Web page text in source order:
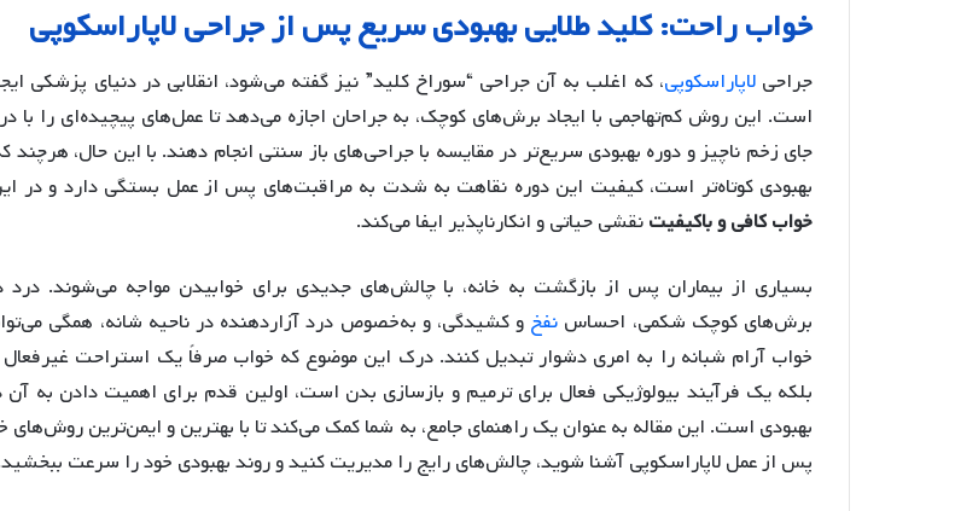
خواب راحت: کلید طلایی بهبودی سریع پس از جراحی لاپاراسکوپی
جراحیلاپاراسکوپی، که اغلب به آن جراحی “سوراخ کلید” نیز گفته می‌شود، انقلابی در دنیای پزشکی
است. این روش کم‌تهاجمی با ایجاد برش‌های کوچک، به جراحان اجازه می‌دهد تا عمل‌های پیچیده‌ای را با
جای زخم ناچیز و دوره بهبودی سریع‌تر در مقایسه با جراحی‌های باز سنتی انجام دهند. با این حال، هرچند
بهبودی کوتاه‌تر است، کیفیت این دوره نقاهت به شدت به مراقبت‌های پس از عمل بستگی دارد و در
خواب کافی و باکیفیتنقشی حیاتی و انکارناپذیر ایفا می‌کند.
بسیاری از بیماران پس از بازگشت به خانه، با چالش‌های جدیدی برای خوابیدن مواجه می‌شوند.
برش‌های کوچک شکمی، احساس نفخ و کشیدگی، و به‌خصوص درد آزاردهنده در ناحیه شانه، همگی
خواب آرام شبانه را به امری دشوار تبدیل کنند. درک این موضوع که خواب صرفاً یک استراحت
بلکه یک فرآیند بیولوژیکی فعال برای ترمیم و بازسازی بدن است، اولین قدم برای اهمیت دادن به آن
بهبودی است. این مقاله به عنوان یک راهنمای جامع، به شما کمک می‌کند تا با بهترین و ایمن‌ترین روش‌های
پس از عمل لاپاراسکوپی آشنا شوید، چالش‌های رایج را مدیریت کنید و روند بهبودی خود را سرعت